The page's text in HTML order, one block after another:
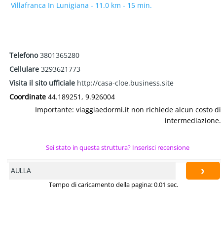
Villafranca In Lunigiana - 11.0 km - 15 min.
Telefono3801365280
Cellulare 3293621773
Visita il sito ufficiale http://casa-cloe.business.site
Coordinate 44.189251, 9.926004
Importante: viaggiaedormi.it non richiede alcun costo di
intermediazione.
Sei stato in questa struttura? Inserisci recensione
›
Tempo di caricamento della pagina: 0.01 sec.